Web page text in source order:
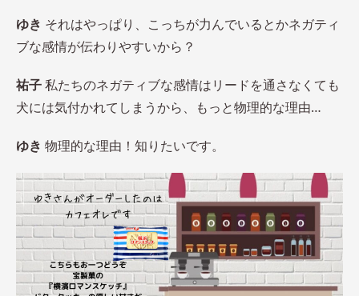
ゆき それはやっぱり、こっちが力んでいるとかネガティ
ブな感情が伝わりやすいから？
祐子私たちのネガティブな感情はリードを通さなくても
犬には気付かれてしまうから、もっと物理的な理由…
ゆき 物理的な理由！知りたいです。